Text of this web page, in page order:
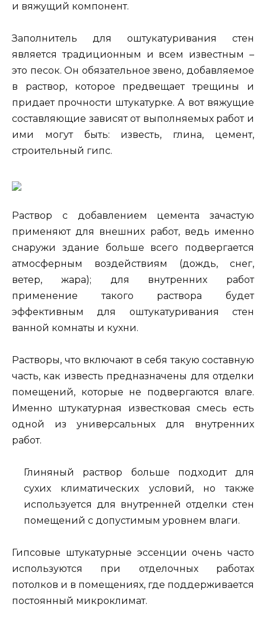
и вяжущий компонент.
Заполнитель для оштукатуривания стен
является традиционным и всем известным –
это песок. Он обязательное звено, добавляемое
в раствор, которое предвещает трещины и
придает прочности штукатурке. А вот вяжущие
составляющие зависят от выполняемых работ и
ими могут быть: известь, глина, цемент,
строительный гипс.
Раствор с добавлением цемента зачастую
применяют для внешних работ, ведь именно
снаружи здание больше всего подвергается
атмосферным воздействиям (дождь, снег,
ветер, жара); для внутренних работ
применение такого раствора будет
эффективным для оштукатуривания стен
ванной комнаты и кухни.
Растворы, что включают в себя такую составную
часть, как известь предназначены для отделки
помещений, которые не подвергаются влаге.
Именно штукатурная известковая смесь есть
одной из универсальных для внутренних
работ.
Глиняный раствор больше подходит для
сухих климатических условий, но также
используется для внутренней отделки стен
помещений с допустимым уровнем влаги.
Гипсовые штукатурные эссенции очень часто
используются при отделочных работах
потолков и в помещениях, где поддерживается
постоянный микроклимат.